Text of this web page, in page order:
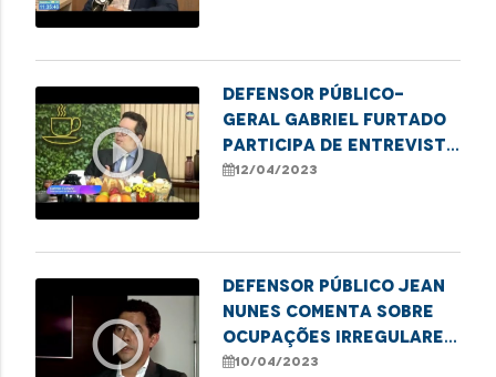
play_circle_outline
Defensor público-
geral Gabriel Furtado
participa de entrevista
no programa Café com
12/04/2023
play_circle_outline
Defensor público Jean
Nunes comenta sobre
ocupações irregulares
na capital
10/04/2023